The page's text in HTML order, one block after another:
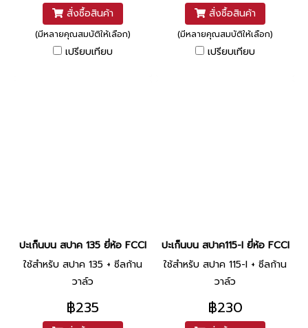
สั่งซื้อสินค้า
(มีหลายคุณสมบัติให้เลือก)
เปรียบเทียบ
สั่งซื้อสินค้า
(มีหลายคุณสมบัติให้เลือก)
เปรียบเทียบ
ปะเก็นบน สปาค 135 ยี่ห้อ FCCI
ใช้สำหรับ สปาค 135 + ซีลก้าน
วาล์ว
฿235
ปะเก็นบน สปาค115-I ยี่ห้อ FCCI
ใช้สำหรับ สปาค 115-I + ซีลก้าน
วาล์ว
฿230